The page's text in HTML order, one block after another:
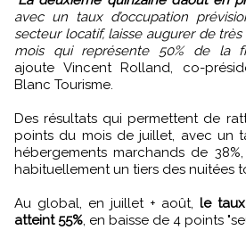
avec un taux d’occupation
secteur locatif, laisse augurer de
mois qui représente 50% de la
ajoute Vincent Rolland, co-
Blanc Tourisme.
Des résultats qui permettent de
points du mois de juillet, avec un
hébergements marchands de
habituellement un tiers des nuitées
Au global, en juillet + août,le
atteint 55%, en baisse de 4 points